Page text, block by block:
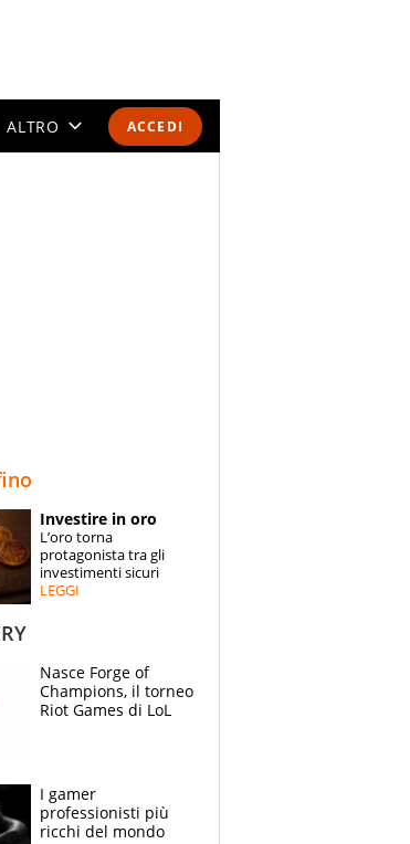
ACCEDI
ALTRO
SPECIALI
ESPERTI
Investire in oro
L’oro torna
protagonista tra gli
investimenti sicuri
LEGGI
Nasce Forge of
Champions, il torneo
Riot Games di LoL
I gamer
professionisti più
ricchi del mondo